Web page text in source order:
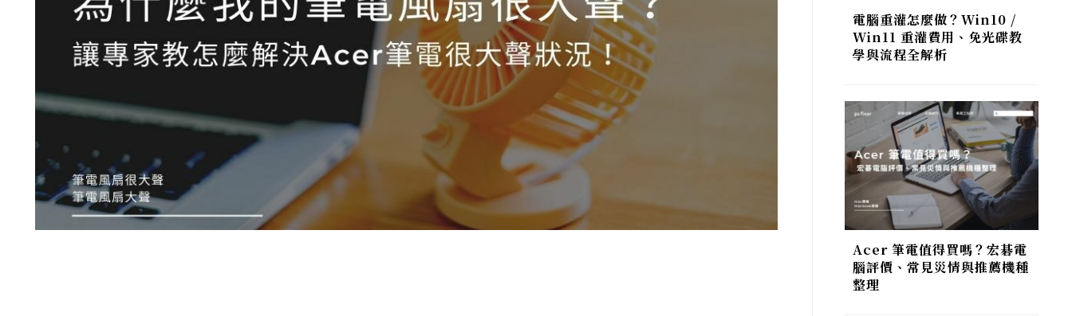
電腦重灌怎麼做？Win10 /
Win11 重灌費用、免光碟教
學與流程全解析
Acer 筆電值得買嗎？宏碁電
腦評價、常見災情與推薦機種
整理